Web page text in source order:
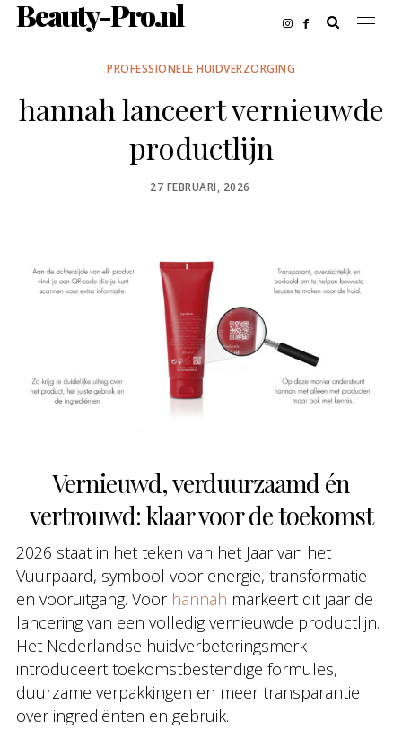
Beauty-Pro.nl
PROFESSIONELE HUIDVERZORGING
hannah lanceert vernieuwde
productlijn
POSTED
27 FEBRUARI, 2026
Vernieuwd, verduurzaamd én
vertrouwd: klaar voor de toekomst
2026 staat in het teken van het Jaar van het
Vuurpaard, symbool voor energie, transformatie
en vooruitgang. Voor hannah markeert dit jaar de
lancering van een volledig vernieuwde productlijn.
Het Nederlandse huidverbeteringsmerk
introduceert toekomstbestendige formules,
duurzame verpakkingen en meer transparantie
over ingrediënten en gebruik.